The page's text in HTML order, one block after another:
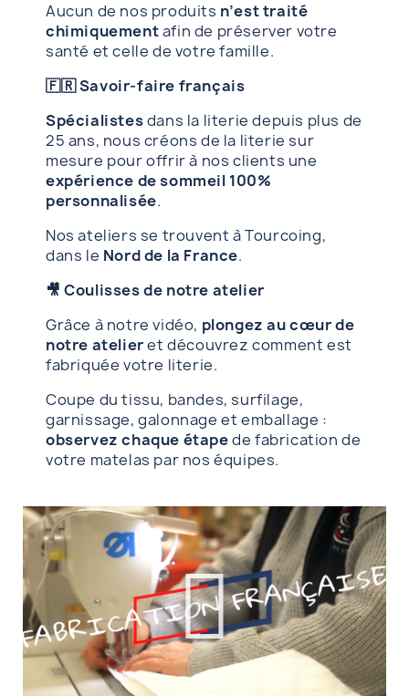
Aucun de nos produits n’est traité
chimiquementafin de préserver votre
santé et celle de votre famille.
🇫🇷 Savoir-faire français
Spécialistesdans la literie depuis plus de
25 ans, nous créons de la literie sur
mesure pour offrir à nos clients une
expérience de sommeil 100%
personnalisée.
Nos ateliers se trouvent à Tourcoing,
dans le Nord de la France.
🎥 Coulisses de notre atelier
Grâce à notre vidéo, plongez au cœur de
notre atelieret découvrez comment est
fabriquée votre literie.
Coupe du tissu, bandes, surfilage,
garnissage, galonnage et emballage :
observez chaque étapede fabrication de
votre matelas par nos équipes.